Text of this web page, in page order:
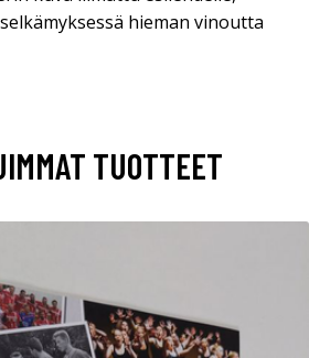
hieman vinoutta
TUOTTEET